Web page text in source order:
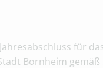
2021/2022
2019/2020
für
Bornheim gemäß